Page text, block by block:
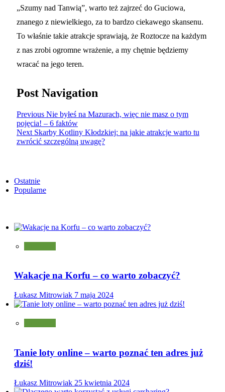
„Szumy nad Tanwią”, warto też zajrzeć do Guciowa,
znanego z niewielkiego, za to bardzo ciekawego skansenu.
To właśnie takie atrakcje sprawiają, że Roztocze na każdym
z nas zrobi ogromne wrażenie, a my chętnie będziemy
wracać na jego teren.
Post Navigation
Previous Nie byłeś na Mazurach, więc nie masz o tym
pojęcia! – 6 faktów
Next Skarby Kotliny Kłodzkiej: na jakie atrakcje warto tu
zwrócić szczególną uwagę?
Ostatnie
Popularne
Wakacje na Korfu – co warto zobaczyć?
Łukasz Mitrowiak 7 maja 2024
Tanie loty online – warto poznać ten adres już
dziś!
Łukasz Mitrowiak 25 kwietnia 2024